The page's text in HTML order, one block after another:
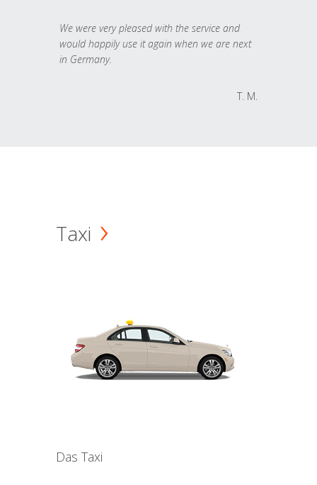
We were very pleased with the service and
would happily use it again when we are next
in Germany.
T. M.
Taxi
Das Taxi